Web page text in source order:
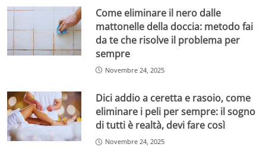
l’ipotesi di portarlo in prime time in speciali serate vip.
Di conseguenza,
Striscia la Notiziaabbandonerà
temporaneamente la sua tradizionale collocazione nel
preserale, per spostarsi in prima serata, con una
programmazione prevista per la domenica sera di
conduttori,Ezio Greggio ed Enzo Iacchetti, sarà alla
guida del programma che si trasformerà in un
appuntamento settimanale più lungo e approfondito, in
linea con una nuova formula che prevede servizi
Come eliminare il nero dalle
mattonelle della doccia: metodo fai
da te che risolve il problema per
sempre
Novembre 24, 2025
Dici addio a ceretta e rasoio, come
eliminare i peli per sempre: il sogno
di tutti è realtà, devi fare così
Novembre 24, 2025